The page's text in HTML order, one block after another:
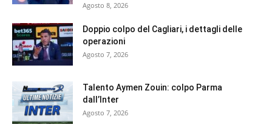
Agosto 8, 2026
Doppio colpo del Cagliari, i dettagli delle
operazioni
Agosto 7, 2026
Talento Aymen Zouin: colpo Parma
dall’Inter
Agosto 7, 2026